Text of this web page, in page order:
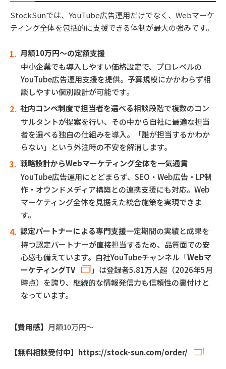
StockSunでは、YouTube広告運用だけでなく、Webマーケ
ティング全体を包括的に支援できる体制が最大の強みです。
月額10万円～の定額支援
中小企業でも導入しやすい価格設定で、プロレベルの
YouTube広告運用支援を提供。予算規模にかかわらず相
談しやすい個別設計が可能です。
社内コンペ制度で担当者を選べる相談段階で複数のコン
サルタントが提案を行い、その中から自社に最適な担当
者を選べる独自の仕組みを導入。「誰が担当するかわか
らない」という外注時の不安を解消します。
戦略設計からWebマーケティング全体を一気通貫
YouTube広告運用にとどまらず、SEO・Web広告・LP制
作・オウンドメディア構築との連携支援にも対応。Web
マーケティング全体を見据えた統合施策を実現できま
す。
認定パートナーによる専門支援一定期間の実績と成果を
持つ認定パートナーが直接担当するため、品質面での安
心感も備えています。自社YouTubeチャンネル「Webマ
ーケティングTV
」は登録者5.81万人超（2026年5月
時点）を誇り、継続的な情報発信力も信頼性の裏付けと
なっています。
【費用感】 月額10万円～
【無料相談受付中】 https://stock-sun.com/order/